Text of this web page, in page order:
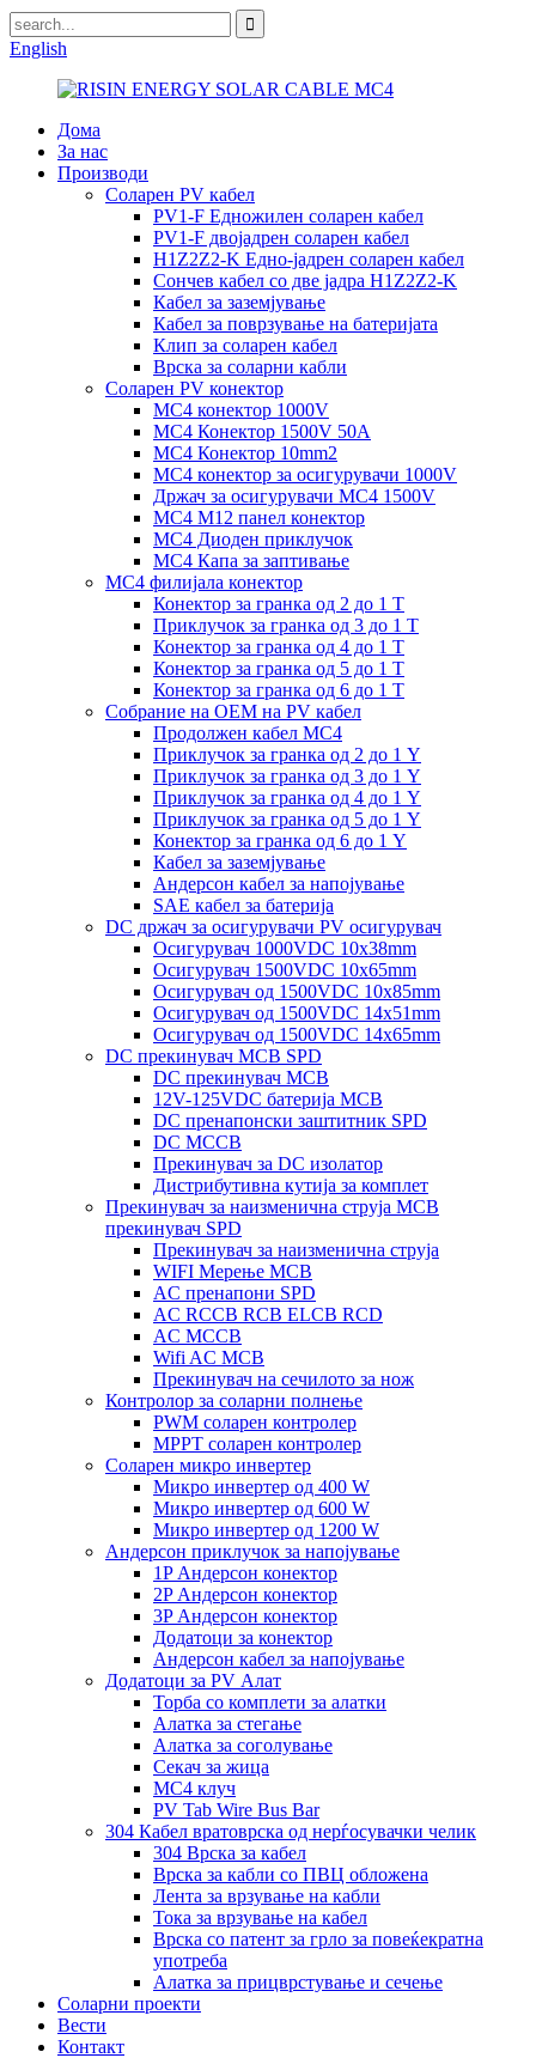
English
Дома
За нас
Производи
Соларен PV кабел
PV1-F Едножилен соларен кабел
PV1-F двојадрен соларен кабел
H1Z2Z2-K Едно-јадрен соларен кабел
Сончев кабел со две јадра H1Z2Z2-K
Кабел за заземјување
Кабел за поврзување на батеријата
Клип за соларен кабел
Врска за соларни кабли
Соларен PV конектор
MC4 конектор 1000V
MC4 Конектор 1500V 50A
MC4 Конектор 10mm2
MC4 конектор за осигурувачи 1000V
Држач за осигурувачи MC4 1500V
MC4 M12 панел конектор
MC4 Диоден приклучок
MC4 Капа за заптивање
MC4 филијала конектор
Конектор за гранка од 2 до 1 Т
Приклучок за гранка од 3 до 1 Т
Конектор за гранка од 4 до 1 Т
Конектор за гранка од 5 до 1 Т
Конектор за гранка од 6 до 1 Т
Собрание на ОЕМ на PV кабел
Продолжен кабел MC4
Приклучок за гранка од 2 до 1 Y
Приклучок за гранка од 3 до 1 Y
Приклучок за гранка од 4 до 1 Y
Приклучок за гранка од 5 до 1 Y
Конектор за гранка од 6 до 1 Y
Кабел за заземјување
Андерсон кабел за напојување
SAE кабел за батерија
DC држач за осигурувачи PV осигурувач
Осигурувач 1000VDC 10x38mm
Осигурувач 1500VDC 10x65mm
Осигурувач од 1500VDC 10x85mm
Осигурувач од 1500VDC 14x51mm
Осигурувач од 1500VDC 14x65mm
DC прекинувач MCB SPD
DC прекинувач MCB
12V-125VDC батерија MCB
DC пренапонски заштитник SPD
DC MCCB
Прекинувач за DC изолатор
Дистрибутивна кутија за комплет
Прекинувач за наизменична струја MCB
прекинувач SPD
Прекинувач за наизменична струја
WIFI Мерење MCB
AC пренапони SPD
AC RCCB RCB ELCB RCD
AC MCCB
Wifi AC MCB
Прекинувач на сечилото за нож
Контролор за соларни полнење
PWM соларен контролер
MPPT соларен контролер
Соларен микро инвертер
Микро инвертер од 400 W
Микро инвертер од 600 W
Микро инвертер од 1200 W
Андерсон приклучок за напојување
1P Андерсон конектор
2P Андерсон конектор
3P Андерсон конектор
Додатоци за конектор
Андерсон кабел за напојување
Додатоци за PV Алат
Торба со комплети за алатки
Алатка за стегање
Алатка за соголување
Секач за жица
MC4 клуч
PV Tab Wire Bus Bar
304 Кабел вратоврска од нерѓосувачки челик
304 Врска за кабел
Врска за кабли со ПВЦ обложена
Лента за врзување на кабли
Тока за врзување на кабел
Врска со патент за грло за повеќекратна
употреба
Алатка за прицврстување и сечење
Соларни проекти
Вести
Контакт